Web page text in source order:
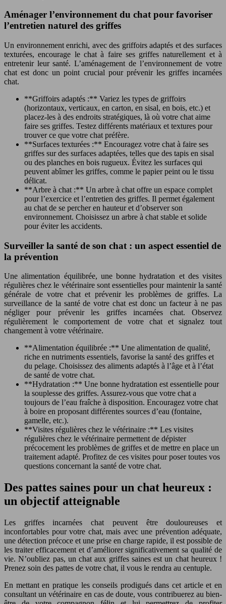
Aménager l’environnement du chat pour favoriser
l’entretien naturel des griffes
Un environnement enrichi, avec des griffoirs adaptés et des surfaces
texturées, encourage le chat à faire ses griffes naturellement et à
entretenir leur santé. L’aménagement de l’environnement de votre
chat est donc un point crucial pour prévenir les griffes incarnées
chat.
**Griffoirs adaptés :** Variez les types de griffoirs
(horizontaux, verticaux, en carton, en sisal, en bois, etc.) et
placez-les à des endroits stratégiques, là où votre chat aime
faire ses griffes. Testez différents matériaux et textures pour
trouver ce que votre chat préfère.
**Surfaces texturées :** Encouragez votre chat à faire ses
griffes sur des surfaces adaptées, telles que des tapis en sisal
ou des planches en bois rugueux. Évitez les surfaces qui
peuvent abîmer les griffes, comme le papier peint ou le tissu
délicat.
**Arbre à chat :** Un arbre à chat offre un espace complet
pour l’exercice et l’entretien des griffes. Il permet également
au chat de se percher en hauteur et d’observer son
environnement. Choisissez un arbre à chat stable et solide
pour éviter les accidents.
Surveiller la santé de son chat : un aspect essentiel de
la prévention
Une alimentation équilibrée, une bonne hydratation et des visites
régulières chez le vétérinaire sont essentielles pour maintenir la santé
générale de votre chat et prévenir les problèmes de griffes. La
surveillance de la santé de votre chat est donc un facteur à ne pas
négliger pour prévenir les griffes incarnées chat. Observez
régulièrement le comportement de votre chat et signalez tout
changement à votre vétérinaire.
**Alimentation équilibrée :** Une alimentation de qualité,
riche en nutriments essentiels, favorise la santé des griffes et
du pelage. Choisissez des aliments adaptés à l’âge et à l’état
de santé de votre chat.
**Hydratation :** Une bonne hydratation est essentielle pour
la souplesse des griffes. Assurez-vous que votre chat a
toujours de l’eau fraîche à disposition. Encouragez votre chat
à boire en proposant différentes sources d’eau (fontaine,
gamelle, etc.).
**Visites régulières chez le vétérinaire :** Les visites
régulières chez le vétérinaire permettent de dépister
précocement les problèmes de griffes et de mettre en place un
traitement adapté. Profitez de ces visites pour poser toutes vos
questions concernant la santé de votre chat.
Des pattes saines pour un chat heureux :
un objectif atteignable
Les griffes incarnées chat peuvent être douloureuses et
inconfortables pour votre chat, mais avec une prévention adéquate,
une détection précoce et une prise en charge rapide, il est possible de
les traiter efficacement et d’améliorer significativement sa qualité de
vie. N’oubliez pas, un chat aux griffes saines est un chat heureux !
Prenez soin des pattes de votre chat, il vous le rendra au centuple.
En mettant en pratique les conseils prodigués dans cet article et en
consultant un vétérinaire en cas de doute, vous contribuerez au bien-